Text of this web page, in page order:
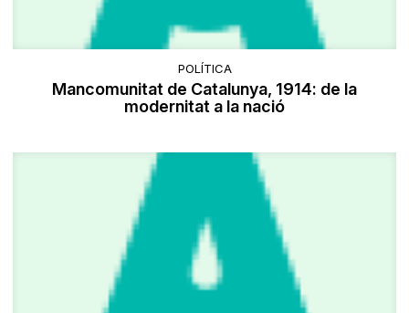
POLÍTICA
Mancomunitat de Catalunya, 1914: de la
modernitat a la nació